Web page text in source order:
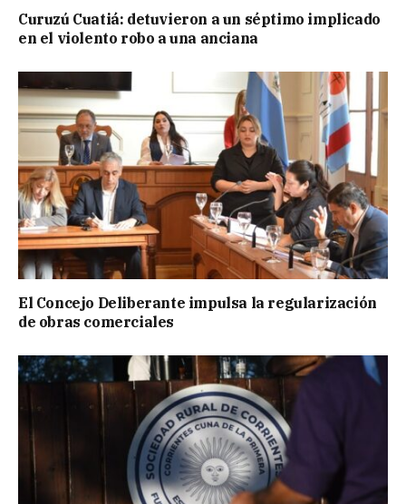
Curuzú Cuatiá: detuvieron a un séptimo implicado
en el violento robo a una anciana
El Concejo Deliberante impulsa la regularización
de obras comerciales